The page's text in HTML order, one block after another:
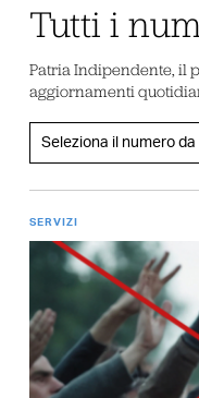
Tutti i
Patria Indipendente, il
aggiornamenti
SERVIZI